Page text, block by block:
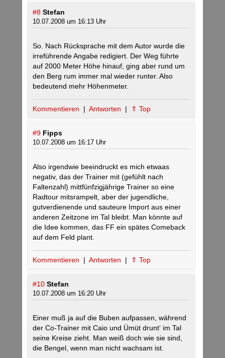
#8 Stefan
10.07.2008 um 16:13 Uhr
So. Nach Rücksprache mit dem Autor wurde die
irreführende Angabe redigiert. Der Weg führte
auf 2000 Meter Höhe hinauf, ging aber rund um
den Berg rum immer mal wieder runter. Also
bedeutend mehr Höhenmeter.
Kommentieren | Antworten | ⇑ Top
#9 Fipps
10.07.2008 um 16:17 Uhr
Also irgendwie beeindruckt es mich etwaas
negativ, das der Trainer mit (gefühlt nach
Faltenzahl) mittfünfzigjährige Trainer so eine
Radtour mitsrampelt, aber der jugendliche,
gutverdienende und sauteure Import aus einer
anderen Zeitzone im Tal bleibt. Man könnte auf
die Idee kommen, das FF ein spätes Comeback
auf dem Feld plant.
Kommentieren | Antworten | ⇑ Top
#10 Stefan
10.07.2008 um 16:20 Uhr
Einer muß ja auf die Buben aufpassen, während
der Co-Trainer mit Caio und Ümüt drunt‘ im Tal
seine Kreise zieht. Man weiß doch wie sie sind,
die Bengel, wenn man nicht wachsam ist.